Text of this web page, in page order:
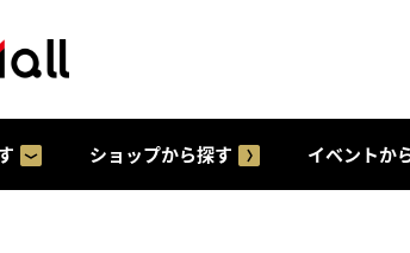
ショップから探す イベントか